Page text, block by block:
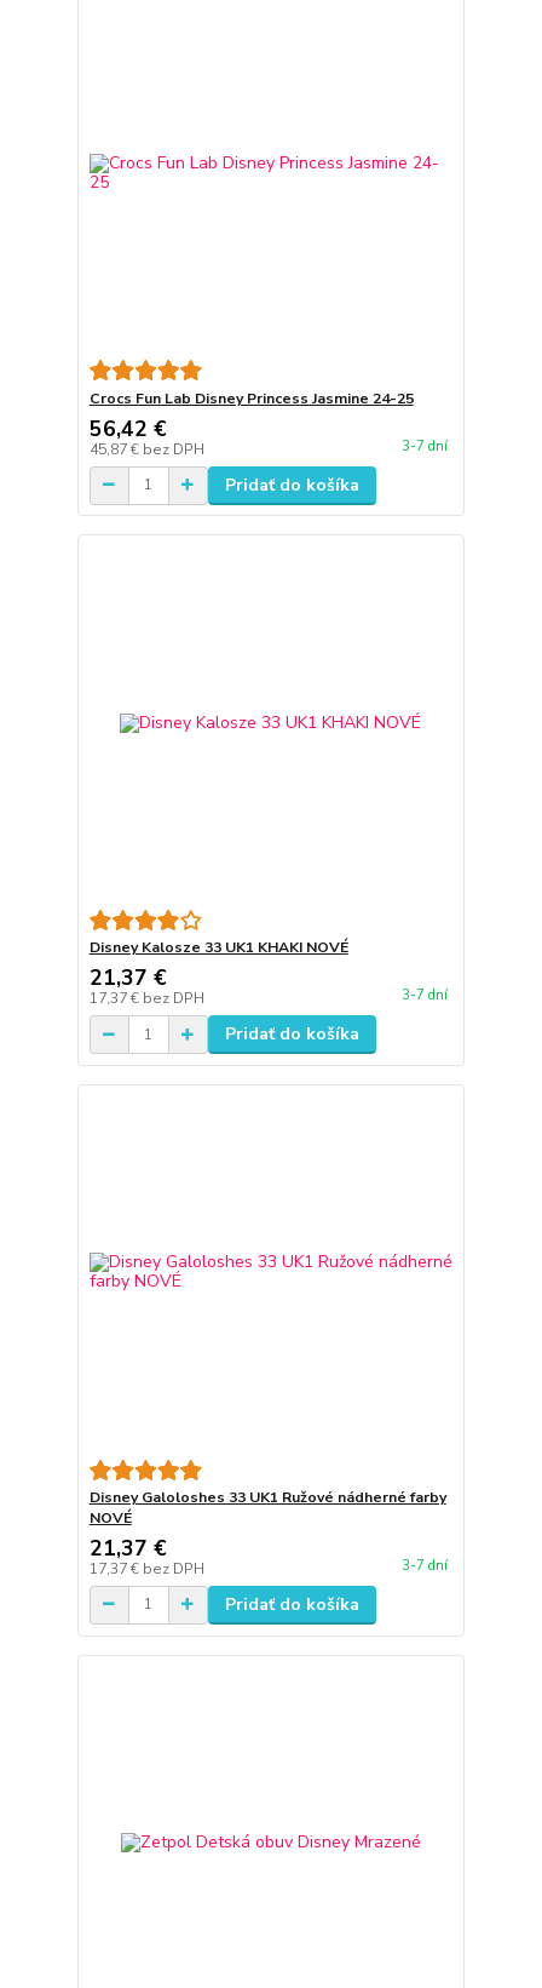
Crocs Fun Lab Disney Princess Jasmine 24-25
56,42 €
45,87 € bez DPH 3-7 dní
Pridať do košíka
Disney Kalosze 33 UK1 KHAKI NOVÉ
21,37 €
17,37 € bez DPH 3-7 dní
Pridať do košíka
Disney Galoloshes 33 UK1 Ružové nádherné farby
NOVÉ
21,37 €
17,37 € bez DPH 3-7 dní
Pridať do košíka